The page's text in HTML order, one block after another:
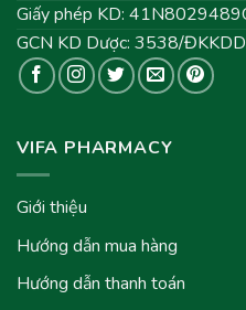
Giấy phép KD:
GCN KD Dược: 3538/
VIFA PHARMACY
Giới thiệu
Hướng dẫn mua hàng
Hướng dẫn thanh toán